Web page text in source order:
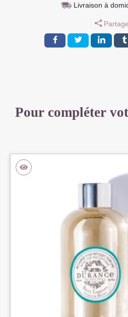
POWER
Livraison à
Pour compléter